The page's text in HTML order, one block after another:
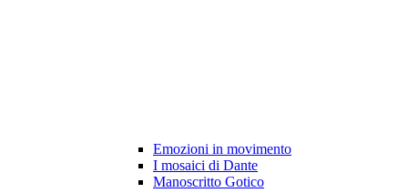
Emozioni in movimento
I mosaici di Dante
Manoscritto Gotico